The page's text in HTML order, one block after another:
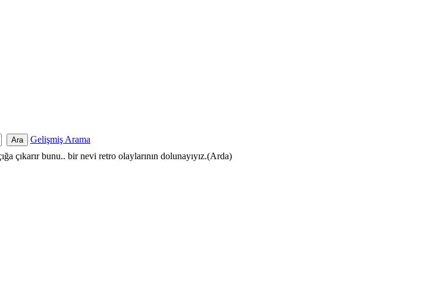
Gelişmiş Arama
çıkarır bunu.. bir nevi retro olaylarının dolunayıyız.(Arda)